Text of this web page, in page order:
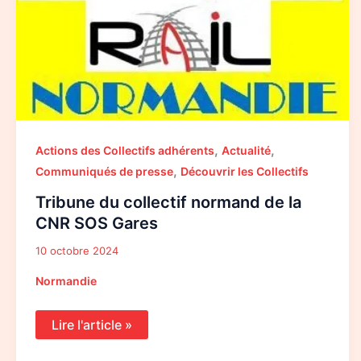
Actions des Collectifs adhérents, Actualité,
Communiqués de presse, Découvrir les Collectifs
Tribune du collectif normand de la
CNR SOS Gares
10 octobre 2024
Normandie
Lire l'article »